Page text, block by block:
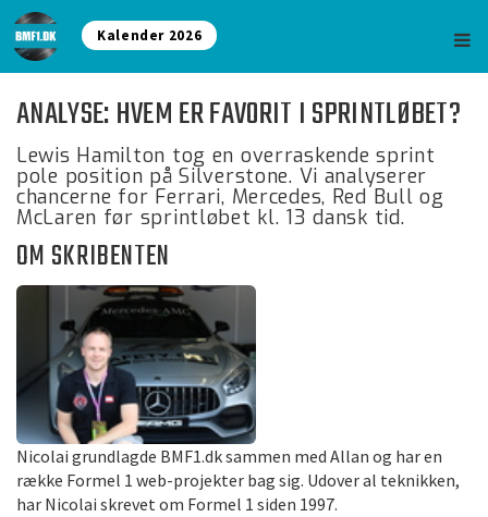
Kalender 2026
ANALYSE: HVEM ER FAVORIT I SPRINTLØBET?
Lewis Hamilton tog en overraskende sprint
pole position på Silverstone. Vi analyserer
chancerne for Ferrari, Mercedes, Red Bull og
McLaren før sprintløbet kl. 13 dansk tid.
OM SKRIBENTEN
Nicolai grundlagde BMF1.dk sammen med Allan og har en
række Formel 1 web-projekter bag sig. Udover al teknikken,
har Nicolai skrevet om Formel 1 siden 1997.